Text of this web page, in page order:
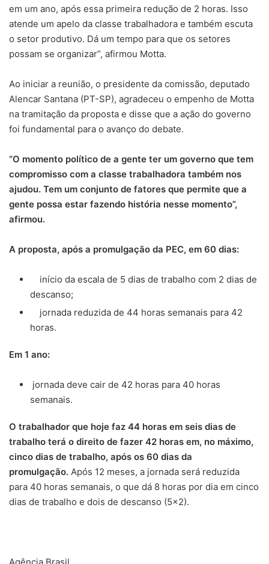
em um ano, após essa primeira redução de 2 horas. Isso
atende um apelo da classe trabalhadora e também escuta
o setor produtivo. Dá um tempo para que os setores
possam se organizar”, afirmou Motta.
Ao iniciar a reunião, o presidente da comissão, deputado
Alencar Santana (PT-SP), agradeceu o empenho de Motta
na tramitação da proposta e disse que a ação do governo
foi fundamental para o avanço do debate.
“O momento político de a gente ter um governo que tem
compromisso com a classe trabalhadora também nos
ajudou. Tem um conjunto de fatores que permite que a
gente possa estar fazendo história nesse momento”,
afirmou.
A proposta, após a promulgação da PEC, em 60 dias:
início da escala de 5 dias de trabalho com 2 dias de
descanso;
jornada reduzida de 44 horas semanais para 42
horas.
Em 1 ano:
jornada deve cair de 42 horas para 40 horas
semanais.
O trabalhador que hoje faz 44 horas em seis dias de
trabalho terá o direito de fazer 42 horas em, no máximo,
cinco dias de trabalho, após os 60 dias da
promulgação. Após 12 meses, a jornada será reduzida
para 40 horas semanais, o que dá 8 horas por dia em cinco
dias de trabalho e dois de descanso (5×2).